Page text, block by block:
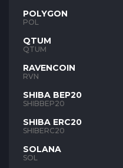
POLYGON
POL
QTUM
QTUM
RAVENCOIN
RVN
SHIBA BEP20
SHIBBEP20
SHIBA ERC20
SHIBERC20
SOLANA
SOL